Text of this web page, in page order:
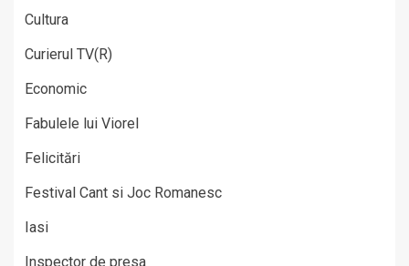
Cultura
Curierul TV(R)
Economic
Fabulele lui Viorel
Felicitări
Festival Cant si Joc Romanesc
Iasi
Inspector de presa